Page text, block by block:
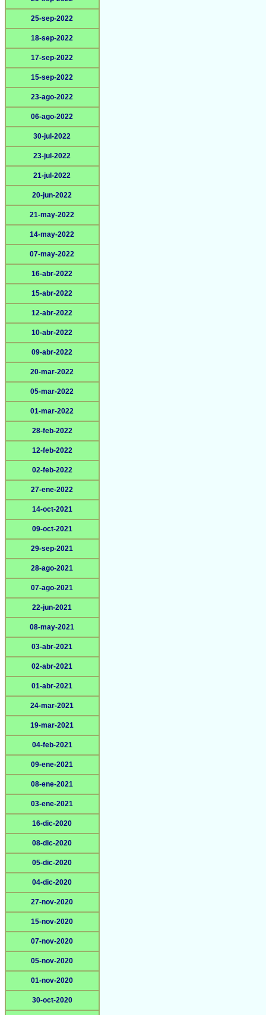
25-sep-2022
18-sep-2022
17-sep-2022
15-sep-2022
23-ago-2022
06-ago-2022
30-jul-2022
23-jul-2022
21-jul-2022
20-jun-2022
21-may-2022
14-may-2022
07-may-2022
16-abr-2022
15-abr-2022
12-abr-2022
10-abr-2022
09-abr-2022
20-mar-2022
05-mar-2022
01-mar-2022
28-feb-2022
12-feb-2022
02-feb-2022
27-ene-2022
14-oct-2021
09-oct-2021
29-sep-2021
28-ago-2021
07-ago-2021
22-jun-2021
08-may-2021
03-abr-2021
02-abr-2021
01-abr-2021
24-mar-2021
19-mar-2021
04-feb-2021
09-ene-2021
08-ene-2021
03-ene-2021
16-dic-2020
08-dic-2020
05-dic-2020
04-dic-2020
27-nov-2020
15-nov-2020
07-nov-2020
05-nov-2020
01-nov-2020
30-oct-2020